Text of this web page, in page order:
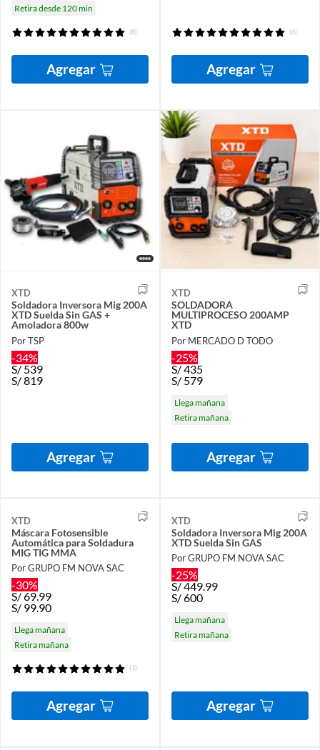
Retira desde 120 min
(8)
Agregar
(6)
Agregar
XTD
Soldadora Inversora Mig 200A
XTD Suelda Sin GAS +
Amoladora 800w
Por TSP
-34%
S/539
S/819
Agregar
XTD
SOLDADORA
MULTIPROCESO 200AMP
XTD
Por MERCADO D TODO
-25%
S/435
S/ 579
Llega mañana
Retira mañana
Agregar
XTD
Máscara Fotosensible
Automática para Soldadura
MIG TIG MMA
Por GRUPO FM NOVA SAC
-30%
S/69.99
S/ 99.90
Llega mañana
Retira mañana
(1)
Agregar
XTD
Soldadora Inversora Mig 200A
XTD Suelda Sin GAS
Por GRUPO FM NOVA SAC
-25%
S/449.99
S/600
Llega mañana
Retira mañana
Agregar